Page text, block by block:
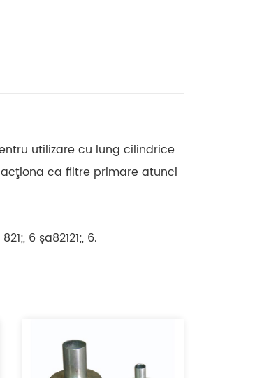
utilizare cu lung cilindrice
ca filtre primare atunci
6 șa82121;, 6.